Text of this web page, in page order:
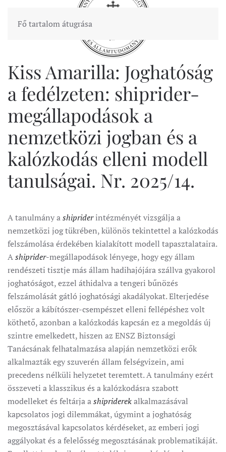
Fő tartalom átugrása
Kiss Amarilla: Joghatóság
a fedélzeten: shiprider-
megállapodások a
nemzetközi jogban és a
kalózkodás elleni modell
tanulságai. Nr. 2025/14.
A tanulmány ashipriderintézményét vizsgálja a
nemzetközi jog tükrében, különös tekintettel a kalózkodás
felszámolása érdekében kialakított modell tapasztalataira.
Ashiprider-megállapodások lényege, hogy egy állam
rendészeti tisztje más állam hadihajójára szállva gyakorol
joghatóságot, ezzel áthidalva a tengeri bűnözés
felszámolását gátló joghatósági akadályokat. Elterjedése
először a kábítószer-csempészet elleni fellépéshez volt
köthető, azonban a kalózkodás kapcsán ez a megoldás új
szintre emelkedett, hiszen az ENSZ Biztonsági
Tanácsának felhatalmazása alapján nemzetközi erők
alkalmazták egy szuverén állam felségvizein, ami
precedens nélküli helyzetet teremtett. A tanulmány ezért
összeveti a klasszikus és a kalózkodásra szabott
modelleket és feltárja ashipriderekalkalmazásával
kapcsolatos jogi dilemmákat, úgymint a joghatóság
megosztásával kapcsolatos kérdéseket, az emberi jogi
aggályokat és a felelősség megosztásának problematikáját.